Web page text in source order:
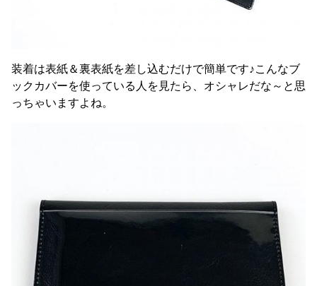
装着は表紙＆裏表紙を差し込むだけで簡単です♪こんなブ
ックカバーを使っている人を見たら、オシャレだな～と思
っちゃいますよね。